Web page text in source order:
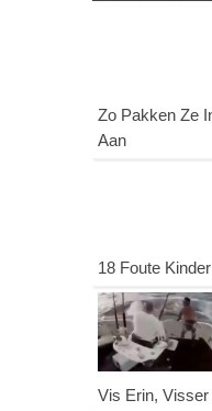
Zo Pakken Ze
Aan
18 Foute
Vis Erin, Visser